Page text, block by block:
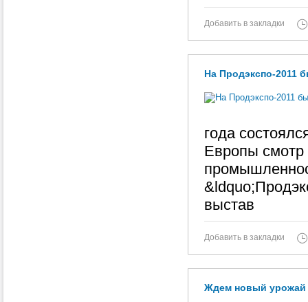
Добавить в закладки
На Продэкспо-2011
года
Европы
выстав
Добавить в закладки
Ждем новый